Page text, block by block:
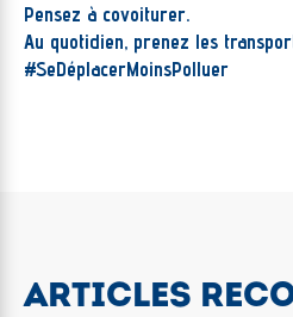
Pensez à covoiturer.
Au quotidien, prenez les
#SeDéplacerMoinsPolluer
ARTICLES